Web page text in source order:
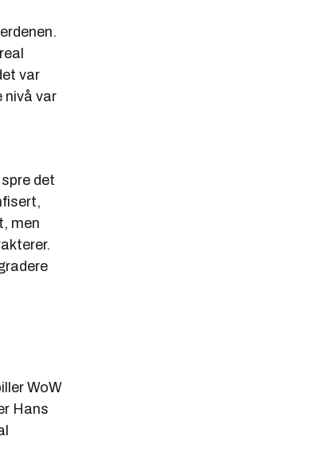
var
nivå var
det
men
WoW
Hans